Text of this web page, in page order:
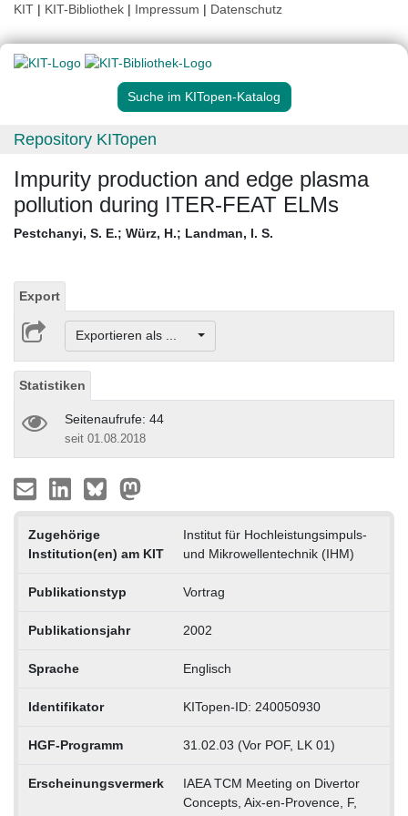
KIT | KIT-Bibliothek | Impressum | Datenschutz
Suche im KITopen-Katalog
Repository KITopen
Impurity production and edge plasma
pollution during ITER-FEAT ELMs
Pestchanyi, S. E.; Würz, H.; Landman, I. S.
Export
Exportieren als ...
Statistiken
Seitenaufrufe: 44
seit 01.08.2018
Zugehörige
Institution(en) am KIT
Institut für Hochleistungsimpuls-
und Mikrowellentechnik (IHM)
Publikationstyp Vortrag
Publikationsjahr 2002
Sprache Englisch
Identifikator KITopen-ID: 240050930
HGF-Programm 31.02.03 (Vor POF, LK 01)
Erscheinungsvermerk
IAEA TCM Meeting on Divertor
Concepts, Aix-en-Provence, F,